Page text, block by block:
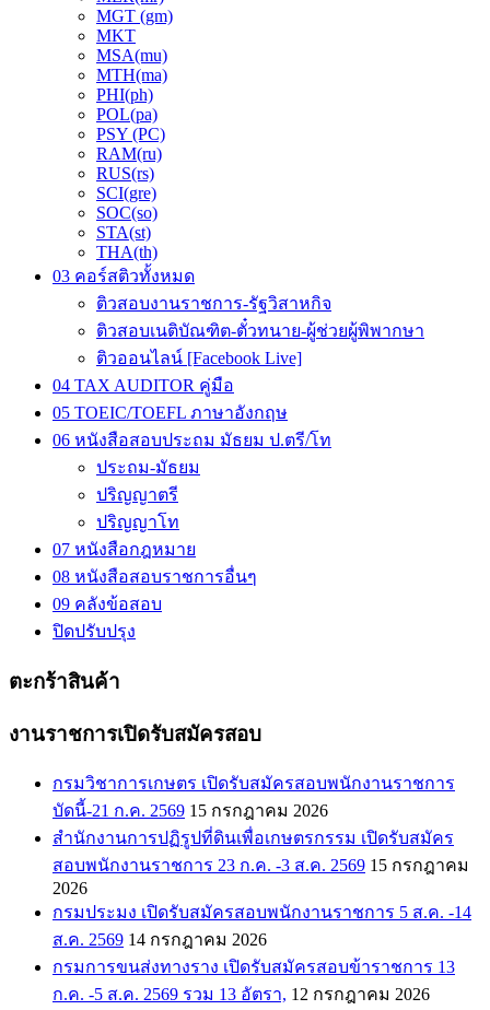
MGT (gm)
MKT
MSA(mu)
MTH(ma)
PHI(ph)
POL(pa)
PSY (PC)
RAM(ru)
RUS(rs)
SCI(gre)
SOC(so)
STA(st)
THA(th)
03 คอร์สติวทั้งหมด
ติวสอบงานราชการ-รัฐวิสาหกิจ
ติวสอบเนติบัณฑิต-ตั๋วทนาย-ผู้ช่วยผู้พิพากษา
ติวออนไลน์ [Facebook Live]
04 TAX AUDITOR คู่มือ
05 TOEIC/TOEFL ภาษาอังกฤษ
06 หนังสือสอบประถม มัธยม ป.ตรี/โท
ประถม-มัธยม
ปริญญาตรี
ปริญญาโท
07 หนังสือกฎหมาย
08 หนังสือสอบราชการอื่นๆ
09 คลังข้อสอบ
ปิดปรับปรุง
ตะกร้าสินค้า
งานราชการเปิดรับสมัครสอบ
กรมวิชาการเกษตร เปิดรับสมัครสอบพนักงานราชการ
บัดนี้-21 ก.ค. 2569 15 กรกฎาคม 2026
สำนักงานการปฏิรูปที่ดินเพื่อเกษตรกรรม เปิดรับสมัคร
สอบพนักงานราชการ 23 ก.ค. -3 ส.ค. 2569 15 กรกฎาคม
2026
กรมประมง เปิดรับสมัครสอบพนักงานราชการ 5 ส.ค. -14
ส.ค. 2569 14 กรกฎาคม 2026
กรมการขนส่งทางราง เปิดรับสมัครสอบข้าราชการ 13
ก.ค. -5 ส.ค. 2569 รวม 13 อัตรา, 12 กรกฎาคม 2026